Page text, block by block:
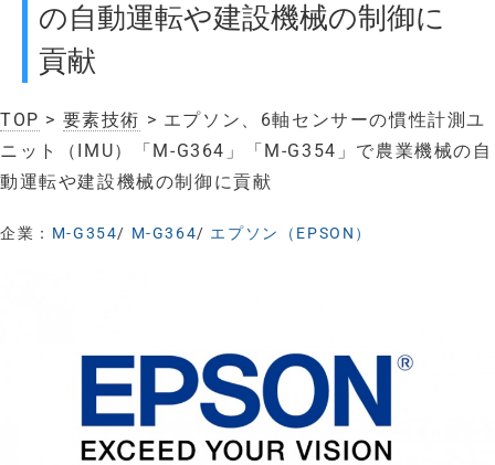
の自動運転や建設機械の制御に
貢献
TOP > 要素技術 > エプソン、6軸センサーの慣性計測ユ
ニット（IMU）「M-G364」「M-G354」で農業機械の自
動運転や建設機械の制御に貢献
企業： M-G354/ M-G364/ エプソン（EPSON）